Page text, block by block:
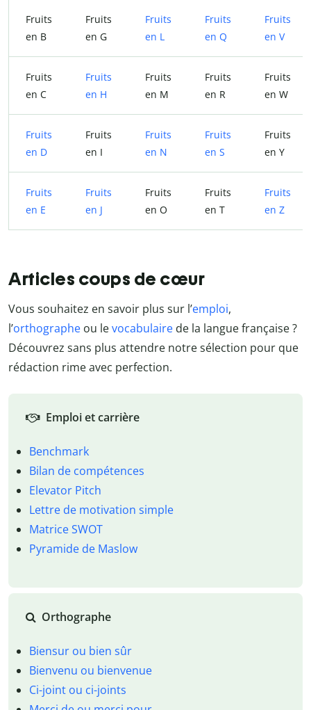
Fruits
en B
Fruits
en G
Fruits
en L
Fruits
en Q
Fruits
en V
Fruits
en C
Fruits
en H
Fruits
en M
Fruits
en R
Fruits
en W
Fruits
en D
Fruits
en I
Fruits
en N
Fruits
en S
Fruits
en Y
Fruits
en E
Fruits
en J
Fruits
en O
Fruits
en T
Fruits
en Z
Articles coups de cœur
Vous souhaitez en savoir plus sur l’emploi,
l’orthographe ou levocabulaire de la langue française ?
Découvrez sans plus attendre notre sélection pour que
rédaction rime avec perfection.
Emploi et carrière
Benchmark
Bilan de compétences
Elevator Pitch
Lettre de motivation simple
Matrice SWOT
Pyramide de Maslow
Orthographe
Biensur ou bien sûr
Bienvenu ou bienvenue
Ci-joint ou ci-joints